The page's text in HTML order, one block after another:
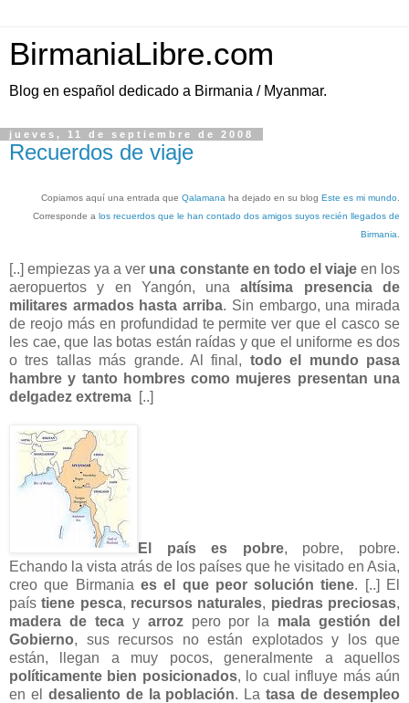
BirmaniaLibre.com
Blog en español dedicado a Birmania / Myanmar.
jueves, 11 de septiembre de 2008
Recuerdos de viaje
Copiamos aquí una entrada que Qalamana ha dejado en su blog Este es mi mundo
Corresponde a los recuerdos que le han contado dos amigos suyos recién llegados de
Birmania
[..] empiezas ya a ver una constante en todo el viajeen los
aeropuertos y en Yangón, unaaltísima presencia de
militares armados hasta arriba. Sin embargo, una mirada
de reojo más en profundidad te permite ver que el casco se
les cae, que las botas están raídas y que el uniforme es dos
o tres tallas más grande. Al final, todo el mundo pasa
hambre y tanto hombres como mujeres presentan una
delgadez extrema [..]
El país es pobre, pobre, pobre.
Echando la vista atrás de los países que he visitado en Asia,
creo que Birmania es el que peor solución tiene. [..] El
paístiene pesca, recursos naturales, piedras preciosas,
madera de tecay arrozpero por la mala gestión del
Gobierno, sus recursos no están explotados y los que
están, llegan a muy pocos, generalmente a aquellos
políticamente bien posicionados, lo cual influye más aún
en el desaliento de la población. Latasa de desempleo